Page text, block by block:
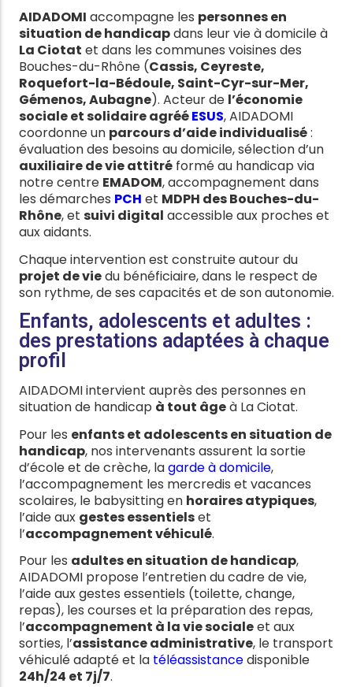
AIDADOMI accompagne les personnes en
situation de handicapdans leur vie à domicile à
La Ciotat et dans les communes voisines des
Bouches-du-Rhône (Cassis, Ceyreste,
Roquefort-la-Bédoule, Saint-Cyr-sur-Mer,
Gémenos, Aubagne). Acteur de l’économie
sociale et solidaire agrééESUS, AIDADOMI
coordonne un parcours d’aide individualisé:
évaluation des besoins au domicile, sélection d’un
auxiliaire de vie attitré formé au handicap via
notre centre EMADOM, accompagnement dans
les démarches PCH et MDPH des Bouches-du-
Rhône, et suivi digital accessible aux proches et
aux aidants.
Chaque intervention est construite autour du
projet de viedu bénéficiaire, dans le respect de
son rythme, de ses capacités et de son autonomie.
Enfants, adolescents et adultes :
des prestations adaptées à chaque
profil
AIDADOMI intervient auprès des personnes en
situation de handicap à tout âgeà La Ciotat.
Pour les enfants et adolescents en situation de
handicap, nos intervenants assurent la sortie
d’école et de crèche, lagarde à domicile,
l’accompagnement les mercredis et vacances
scolaires, le babysitting en horaires atypiques,
l’aide aux gestes essentielset
l’accompagnement véhiculé.
Pour les adultes en situation de handicap,
AIDADOMI propose l’entretien du cadre de vie,
l’aide aux gestes essentiels (toilette, change,
repas), les courses et la préparation des repas,
l’accompagnement à la vie socialeet aux
sorties, l’assistance administrative, le transport
véhiculé adapté et la téléassistancedisponible
24h/24 et 7j/7.